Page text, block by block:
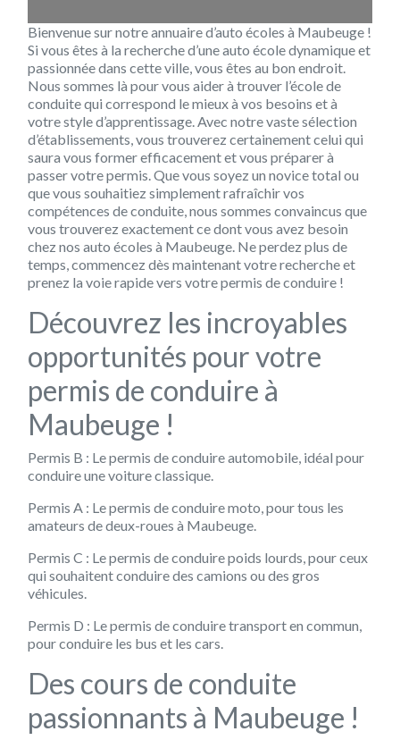
Bienvenue sur notre annuaire d’auto écoles à Maubeuge !
Si vous êtes à la recherche d’une auto école dynamique et
passionnée dans cette ville, vous êtes au bon endroit.
Nous sommes là pour vous aider à trouver l’école de
conduite qui correspond le mieux à vos besoins et à
votre style d’apprentissage. Avec notre vaste sélection
d’établissements, vous trouverez certainement celui qui
saura vous former efficacement et vous préparer à
passer votre permis. Que vous soyez un novice total ou
que vous souhaitiez simplement rafraîchir vos
compétences de conduite, nous sommes convaincus que
vous trouverez exactement ce dont vous avez besoin
chez nos auto écoles à Maubeuge. Ne perdez plus de
temps, commencez dès maintenant votre recherche et
prenez la voie rapide vers votre permis de conduire !
Découvrez les incroyables
opportunités pour votre
permis de conduire à
Maubeuge !
Permis B : Le permis de conduire automobile, idéal pour
conduire une voiture classique.
Permis A : Le permis de conduire moto, pour tous les
amateurs de deux-roues à Maubeuge.
Permis C : Le permis de conduire poids lourds, pour ceux
qui souhaitent conduire des camions ou des gros
véhicules.
Permis D : Le permis de conduire transport en commun,
pour conduire les bus et les cars.
Des cours de conduite
passionnants à Maubeuge !